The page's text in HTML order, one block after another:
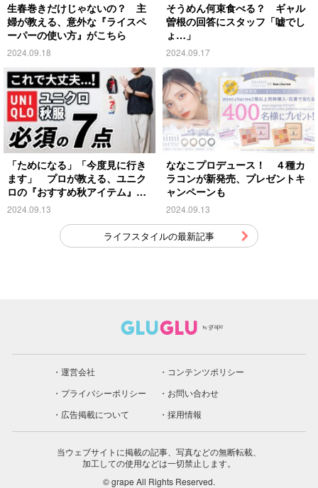
生春巻きだけじゃないの？ 主
婦が教える、意外な『ライスペ
ーパーの使い方』がこちら
2024.09.18
そうめん何束食べる？ ギャル
曽根の回答にスタッフ「嘘でし
ょ…」
2024.09.17
「ためになる」「今度見に行き
ます」 プロが教える、ユニク
ロの『おすすめ秋アイテム』が
こちら
2024.09.13
ななこプロデュース！ ４種カ
ラコンが新発売、プレゼントキ
ャンペーンも
2024.09.13
ライフスタイルの最新記事
運営会社
コンテンツポリシー
プライバシーポリシー
お問い合わせ
広告掲載について
採用情報
当ウェブサイトに掲載の記事、写真などの無断転載、
加工しての使用などは一切禁止します。
© grape All Rights Reserved.